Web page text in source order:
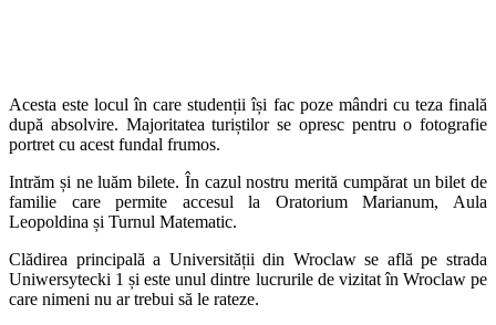
Acesta este locul în care studenții își fac poze mândri cu teza finală
după absolvire. Majoritatea turiștilor se opresc pentru o fotografie
portret cu acest fundal frumos.
Intrăm și ne luăm bilete. În cazul nostru merită cumpărat un bilet de
familie care permite accesul la Oratorium Marianum, Aula
Leopoldina și Turnul Matematic.
Clădirea principală a Universității din Wroclaw se află pe strada
Uniwersytecki 1 și este unul dintre lucrurile de vizitat în Wroclaw pe
care nimeni nu ar trebui să le rateze.